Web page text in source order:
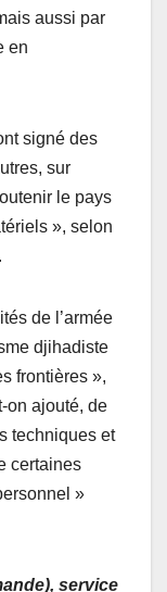
aussi par
en
signé des
sur
le pays
», selon
de l’armée
djihadiste
frontières »,
on ajouté, de
techniques et
certaines
»
service